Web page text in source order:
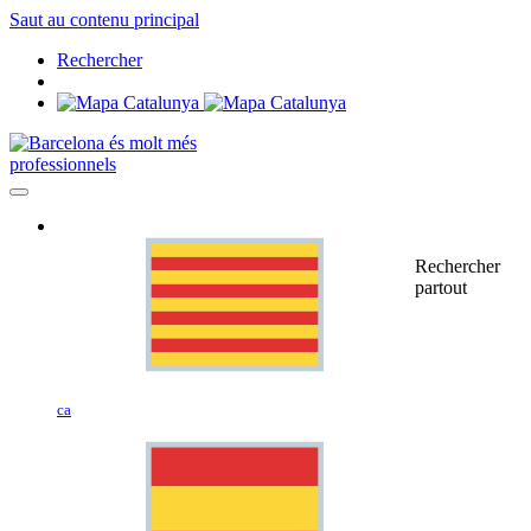
Saut au contenu principal
Rechercher
professionnels
ca
Rechercher
partout